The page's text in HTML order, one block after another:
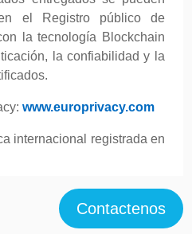
el Registro público de
la tecnología Blockchain
la confiabilidad y la
www.europrivacy.com
internacional registrada en
Contactenos